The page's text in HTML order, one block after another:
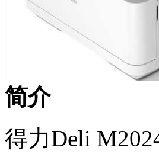
简介
得力Deli